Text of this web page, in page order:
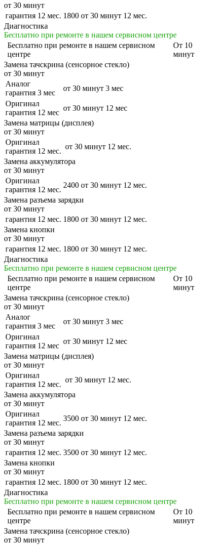
от 30 минут
гарантия 12 мес. 1800 от 30 минут 12 мес.
Диагностика
Бесплатно при ремонте в нашем сервисном центре
Бесплатно при ремонте в нашем сервисном
центре
От 10
минут
Замена тачскрина (сенсорное стекло)
от 30 минут
Аналог
гарантия 3 мес
от 30 минут 3 мес
Оригинал
гарантия 12 мес
от 30 минут 12 мес
Замена матрицы (дисплея)
от 30 минут
Оригинал
гарантия 12 мес.
от 30 минут 12 мес.
Замена аккумулятора
от 30 минут
Оригинал
гарантия 12 мес.
2400 от 30 минут 12 мес.
Замена разъема зарядки
от 30 минут
гарантия 12 мес. 1800 от 30 минут 12 мес.
Замена кнопки
от 30 минут
гарантия 12 мес. 1800 от 30 минут 12 мес.
Диагностика
Бесплатно при ремонте в нашем сервисном центре
Бесплатно при ремонте в нашем сервисном
центре
От 10
минут
Замена тачскрина (сенсорное стекло)
от 30 минут
Аналог
гарантия 3 мес
от 30 минут 3 мес
Оригинал
гарантия 12 мес
от 30 минут 12 мес
Замена матрицы (дисплея)
от 30 минут
Оригинал
гарантия 12 мес.
от 30 минут 12 мес.
Замена аккумулятора
от 30 минут
Оригинал
гарантия 12 мес.
3500 от 30 минут 12 мес.
Замена разъема зарядки
от 30 минут
гарантия 12 мес. 3500 от 30 минут 12 мес.
Замена кнопки
от 30 минут
гарантия 12 мес. 1800 от 30 минут 12 мес.
Диагностика
Бесплатно при ремонте в нашем сервисном центре
Бесплатно при ремонте в нашем сервисном
центре
От 10
минут
Замена тачскрина (сенсорное стекло)
от 30 минут